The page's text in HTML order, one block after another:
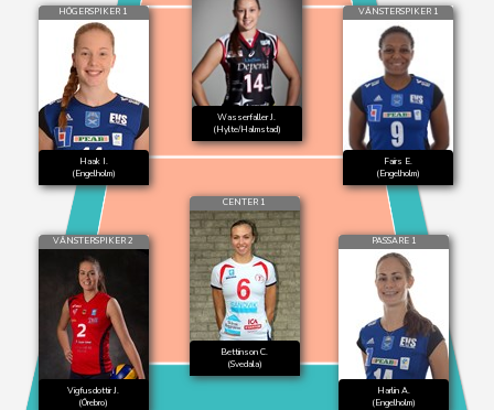
HÖGERSPIKER 1
Haak I.
(Engelholm)
Wasserfaller J.
(Hylte/Halmstad)
VÄNSTERSPIKER 1
Fairs E.
(Engelholm)
VÄNSTERSPIKER 2
Vigfusdottir J.
(Örebro)
CENTER 1
Bettinson C.
(Svedala)
PASSARE 1
Harlin A.
(Engelholm)